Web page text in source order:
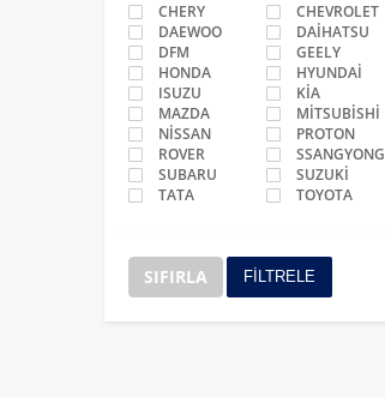
CHERY
CHEVROLET
DAEWOO
DAİHATSU
DFM
GEELY
HONDA
HYUNDAİ
ISUZU
KİA
MAZDA
MİTSUBİSHİ
NİSSAN
PROTON
ROVER
SSANGYONG
SUBARU
SUZUKİ
TATA
TOYOTA
SIFIRLA FİLTRELE